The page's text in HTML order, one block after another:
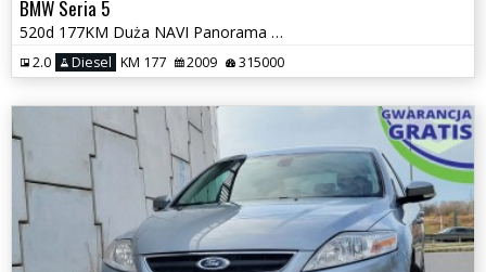
BMW Seria 5
520d 177KM Duża NAVI Panorama BiXenon Automat ZAMIANA GWARANCJA!
2.0 Diesel KM 177 2009 315000